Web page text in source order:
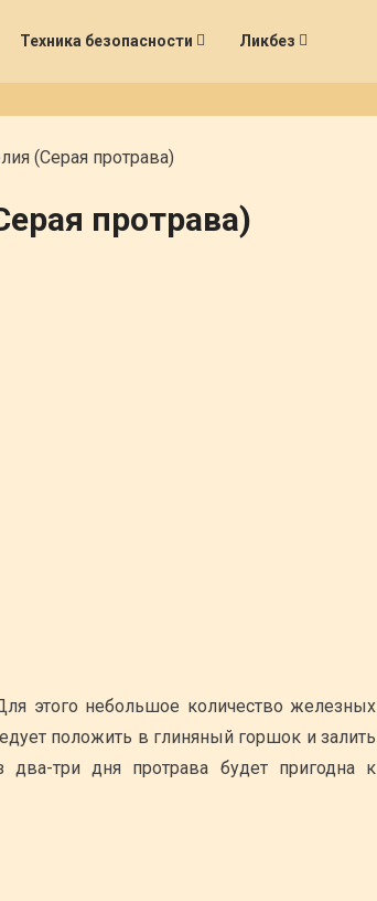
Техника безопасности Ликбез
(Серая протрава)
протрава)
этого небольшое количество железных
положить в глиняный горшок и залить
два-три дня протрава будет пригодна к